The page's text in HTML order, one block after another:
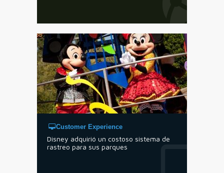
Customer Experience
Disney adquirió un costoso sistema de
rastreo para sus parques